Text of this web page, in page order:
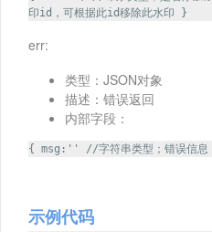
印id，可根据此id移除此水印 }
err:
类型：JSON对象
描述：错误返回
内部字段：
{ msg:'' //字符串类型；错误信
示例代码